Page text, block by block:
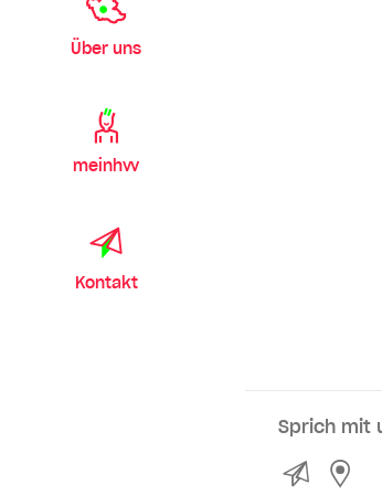
Über uns
meinhvv
Kontakt
Sprich mit
Kontakt